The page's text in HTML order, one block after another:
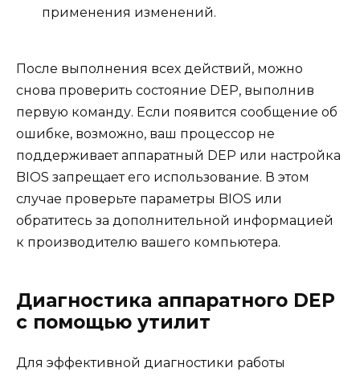
применения изменений.
После выполнения всех действий, можно
снова проверить состояние DEP, выполнив
первую команду. Если появится сообщение об
ошибке, возможно, ваш процессор не
поддерживает аппаратный DEP или настройка
BIOS запрещает его использование. В этом
случае проверьте параметры BIOS или
обратитесь за дополнительной информацией
к производителю вашего компьютера.
Диагностика аппаратного DEP
с помощью утилит
Для эффективной диагностики работы